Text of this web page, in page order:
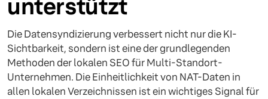
unterstützt
Die Datensyndizierung verbessert nicht nur die KI-
Sichtbarkeit, sondern ist eine der grundlegenden
Methoden der lokalen SEO für Multi-Standort-
Unternehmen. Die Einheitlichkeit von NAT-Daten in
allen lokalen Verzeichnissen ist ein wichtiges Signal für